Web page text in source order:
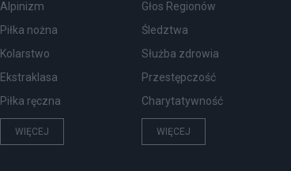
Alpinizm
Piłka nożna
Kolarstwo
Ekstraklasa
Piłka ręczna
WIĘCEJ
Głos Regionów
Śledztwa
Służba zdrowia
Przestępczość
Charytatywność
WIĘCEJ